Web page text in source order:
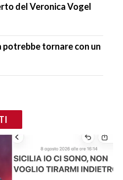
del Veronica Vogel
potrebbe tornare con un